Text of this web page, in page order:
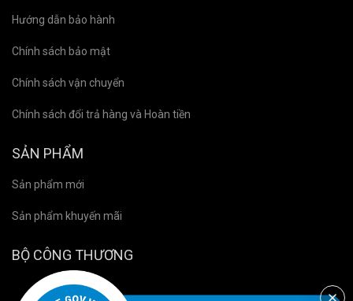
Hướng dẫn bảo hành
Chính sách bảo mật
Chính sách vận chuyển
Chính sách đổi trả hàng và Hoàn tiền
SẢN PHẨM
Sản phẩm mới
Sản phẩm khuyến mãi
BỘ CÔNG THƯƠNG